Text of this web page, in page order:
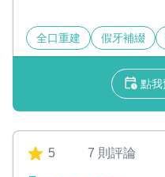
全口重建 假牙補綴
點我
5 7 則評論